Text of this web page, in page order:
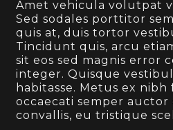
Amet vehicula volutpat
Sed sodales porttitor
quis at, duis tortor
Tincidunt quis, arcu
sit eos sed magnis error
integer. Quisque
habitasse. Metus ex nibh
occaecati semper
convallis, eu tristique